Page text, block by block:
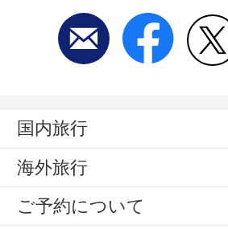
国内旅行
海外旅行
ご予約について